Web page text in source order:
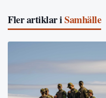
Fler artiklar iSamhälle